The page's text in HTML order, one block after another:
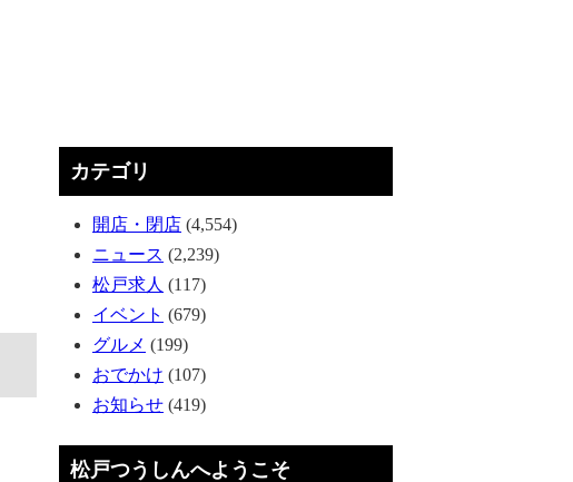
カテゴリ
開店・閉店 (4,554)
ニュース (2,239)
松戸求人 (117)
イベント (679)
グルメ (199)
おでかけ (107)
お知らせ (419)
松戸つうしんへようこそ